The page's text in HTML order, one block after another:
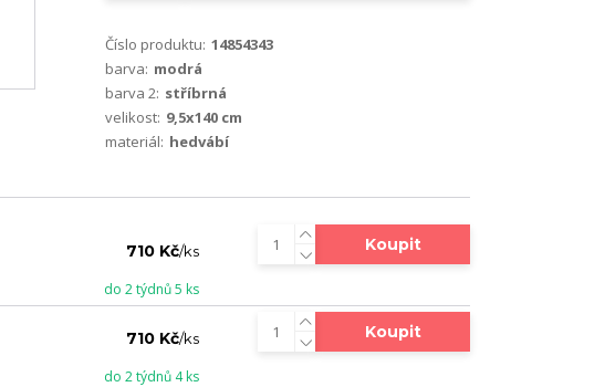
Číslo produktu: 14854343
barva: modrá
barva 2: stříbrná
velikost: 9,5x140 cm
materiál: hedvábí
710 Kč/ks
do 2 týdnů 5 ks
Koupit
710 Kč/ks
do 2 týdnů 4 ks
Koupit